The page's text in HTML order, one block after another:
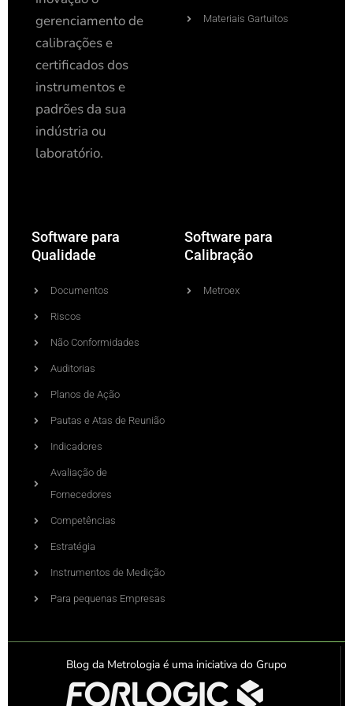
gerenciamento de
calibrações e
certificados dos
instrumentos e
padrões da sua
indústria ou
laboratório.
Materiais Gartuitos
Software para
Qualidade
Documentos
Riscos
Não Conformidades
Auditorias
Planos de Ação
Pautas e Atas de Reunião
Indicadores
Avaliação de
Fornecedores
Competências
Estratégia
Instrumentos de Medição
Para pequenas Empresas
Software para
Calibração
Metroex
Blog da Metrologia é uma iniciativa do Grupo